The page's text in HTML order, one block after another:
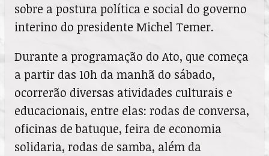
sobre a postura política e social do governo
interino do presidente Michel Temer.
Durante a programação do Ato, que começa
a partir das 10h da manhã do sábado,
ocorrerão diversas atividades culturais e
educacionais, entre elas: rodas de conversa,
oficinas de batuque, feira de economia
solidaria, rodas de samba, além da